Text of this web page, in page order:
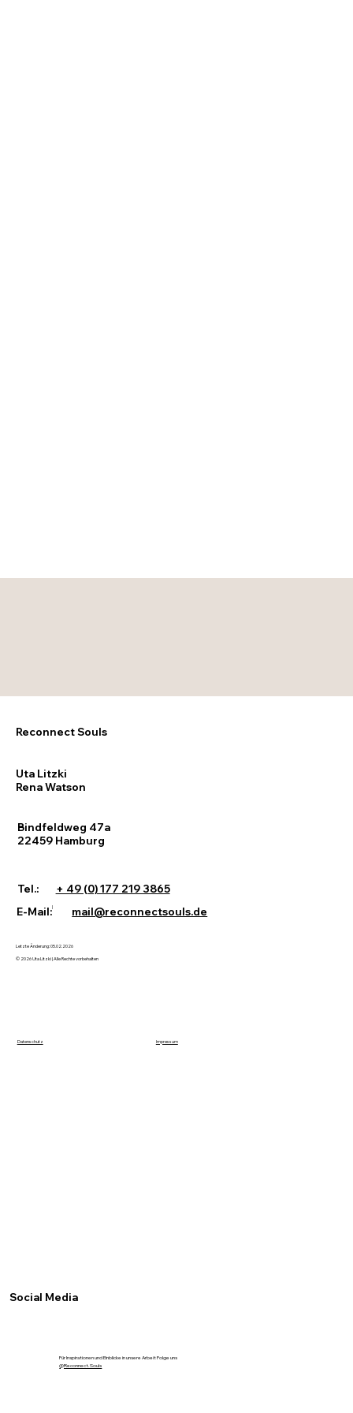
Reconnect Souls
Uta Litzki
Rena Watson
Bindfeldweg 47a
22459 Hamburg
Tel.:
E-Mail:
+ 49 (0) 177 219 3865
mail@reconnectsouls.de
Letzte Änderung: 05.02.2026
© 2026 Uta Litzki | Alle Rechte vorbehalten
Datenschutz
|
Impressum
Social Media
Für Inspirationen und Einblicke in unsere Arbeit Folge uns
@Reconnect.Souls